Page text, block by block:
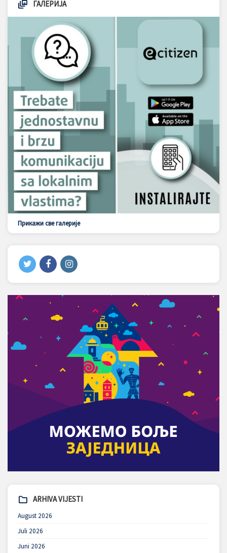
ГАЛЕРИЈА
Прикажи све галерије
ARHIVA VIJESTI
August 2026
Juli 2026
Juni 2026